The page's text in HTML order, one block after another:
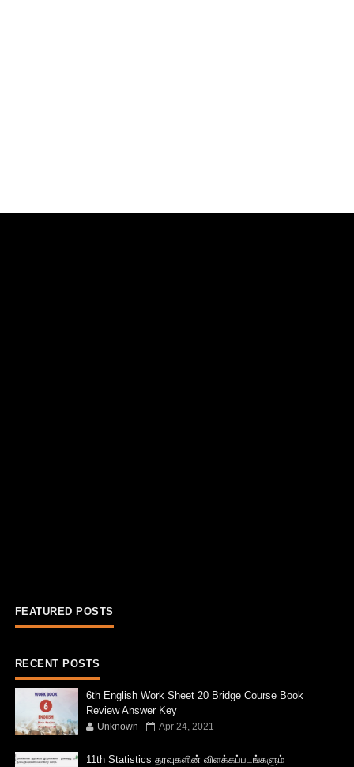
FEATURED POSTS
RECENT POSTS
6th English Work Sheet 20 Bridge Course Book
Review Answer Key
Unknown Apr 24, 2021
11th Statistics தரவுகளின் விளக்கப்படங்களும்